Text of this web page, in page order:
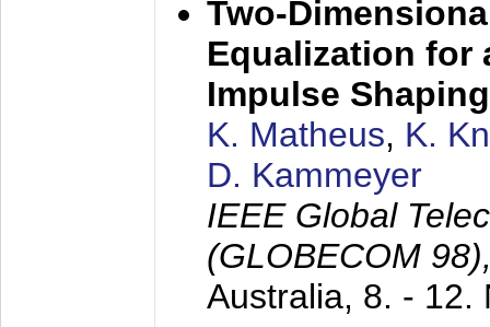
Two-
Equalization for
Impulse
K. Matheus, K.
D. Kammeyer
IEEE Global
(GLOBECOM
Australia, 8. - 12.